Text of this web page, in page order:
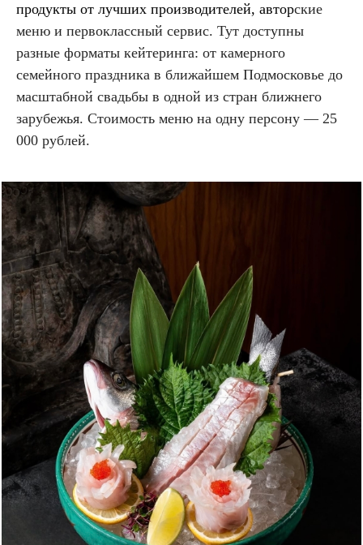
продукты от лучших производителей, авторские
меню и первоклассный сервис. Тут доступны
разные форматы кейтеринга: от камерного
семейного праздника в ближайшем Подмосковье до
масштабной свадьбы в одной из стран ближнего
зарубежья. Стоимость меню на одну персону — 25
000 рублей.